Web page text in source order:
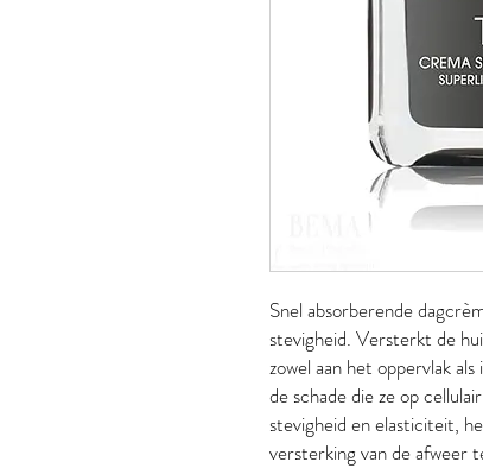
Snel absorberende
stevigheid. Versterkt de
zowel aan het oppervlak
de schade die ze op
stevigheid en elasticiteit,
versterking van de afweer